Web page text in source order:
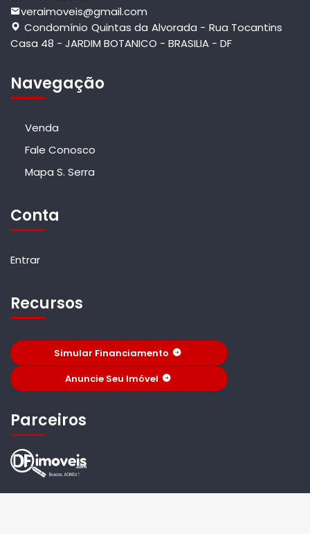
veraimoveis@gmail.com
Condomínio Quintas da Alvorada - Rua Tocantins
Casa 48 - JARDIM BOTANICO - BRASILIA - DF
Navegação
Venda
Fale Conosco
Mapa S. Serra
Conta
Entrar
Recursos
Simular Financiamento
Anuncie Seu Imóvel
Parceiros